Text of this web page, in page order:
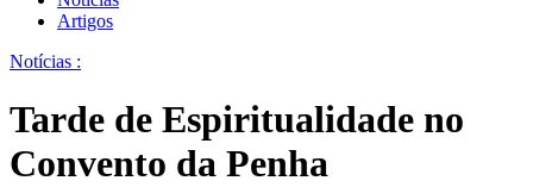
Artigos
Notícias :
Tarde de Espiritualidade no
Convento da Penha